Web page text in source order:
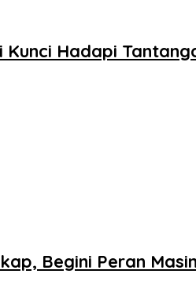
Hadapi
Begini Peran